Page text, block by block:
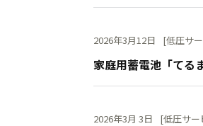
家庭用蓄電池「てる
2026年3月12日 [低圧サ
2026年3月 3日 [低圧サー